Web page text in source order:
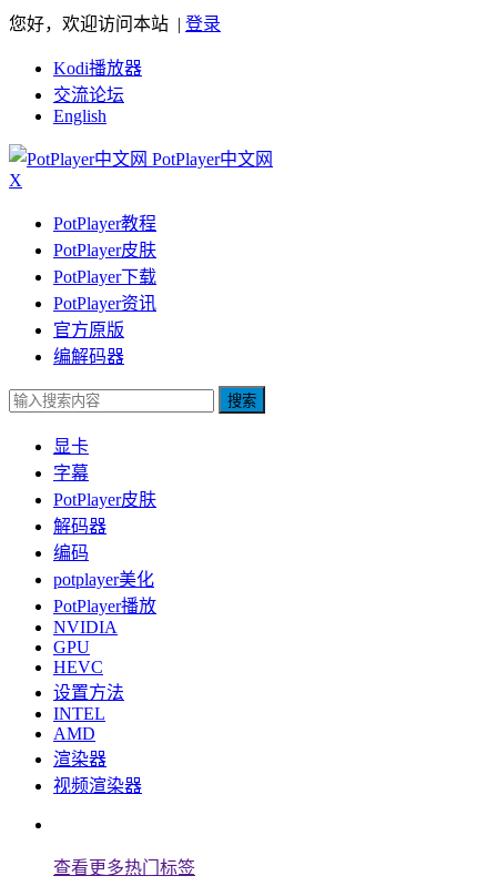
您好，欢迎访问本站 | 登录
Kodi播放器
交流论坛
English
PotPlayer中文网
X
PotPlayer教程
PotPlayer皮肤
PotPlayer下载
PotPlayer资讯
官方原版
编解码器
搜索
显卡
字幕
PotPlayer皮肤
解码器
编码
potplayer美化
PotPlayer播放
NVIDIA
GPU
HEVC
设置方法
INTEL
AMD
渲染器
视频渲染器
查看更多热门标签